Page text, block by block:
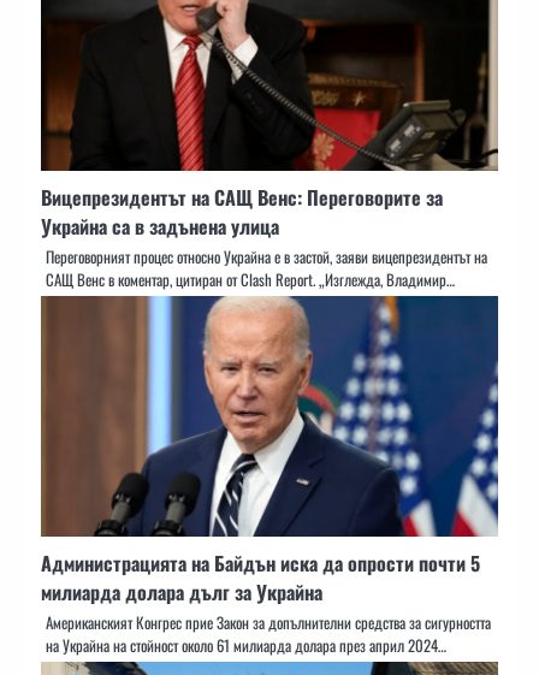
Вицепрезидентът на САЩ Венс: Переговорите за
Украйна са в задънена улица
Переговорният процес относно Украйна е в застой, заяви вицепрезидентът на
САЩ Венс в коментар, цитиран от Clash Report. „Изглежда, Владимир…
Администрацията на Байдън иска да опрости почти 5
милиарда долара дълг за Украйна
Американският Конгрес прие Закон за допълнителни средства за сигурността
на Украйна на стойност около 61 милиарда долара през април 2024…